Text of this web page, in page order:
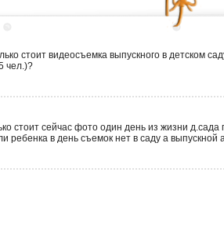
стоит видеосъемка выпускного в детском
чел.)?
стоит сейчас фото один день из жизни д.сада
ребенка в день съемок нет в саду а выпускной